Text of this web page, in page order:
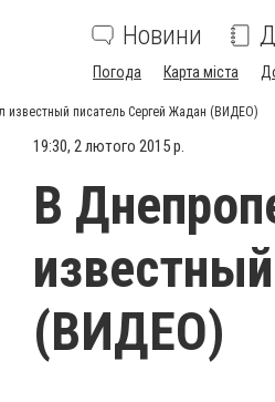
Новини
Погода Карта міста
известный писатель Сергей Жадан (ВИДЕО)
19:30, 2 лютого 2015 р.
В
(ВИДЕО)